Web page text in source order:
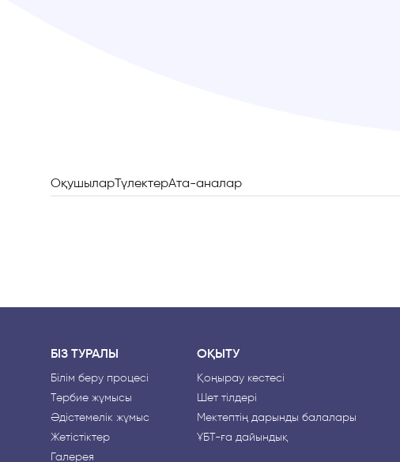
ОқушыларТүлектерАта-аналар
БІЗ ТУРАЛЫ
Білім беру процесі
Тәрбие жұмысы
Әдістемелік жұмыс
Жетістіктер
Галерея
ОҚЫТУ
Қоңырау кестесі
Шет тілдері
Мектептің дарынды балалары
ҰБТ-ға дайындық